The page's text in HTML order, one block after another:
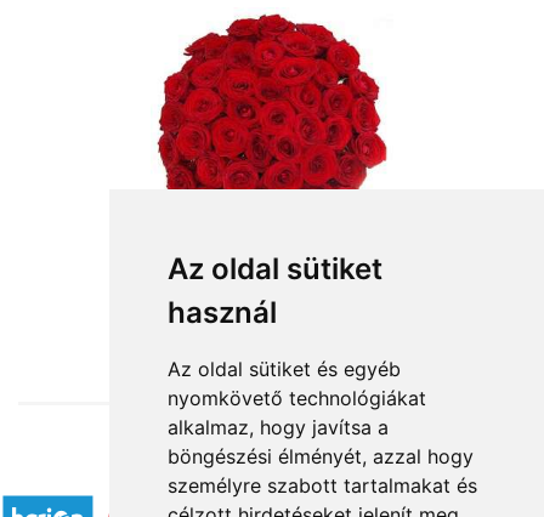
Az oldal sütiket
használ
Az oldal sütiket és egyéb
nyomkövető technológiákat
alkalmaz, hogy javítsa a
böngészési élményét, azzal hogy
személyre szabott tartalmakat és
from HUF120,000
Accepted payment methods